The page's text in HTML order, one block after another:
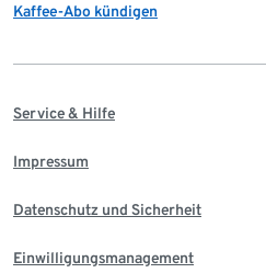
Kaffee-Abo kündigen
Service & Hilfe
Impressum
Datenschutz und Sicherheit
Einwilligungsmanagement